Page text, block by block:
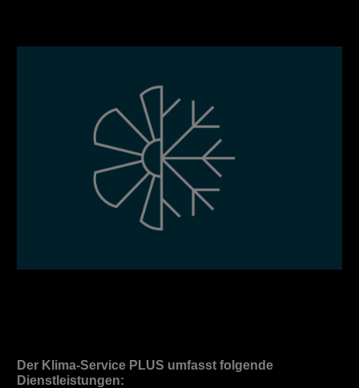
Der Klima-Service PLUS umfasst folgende
Dienstleistungen: